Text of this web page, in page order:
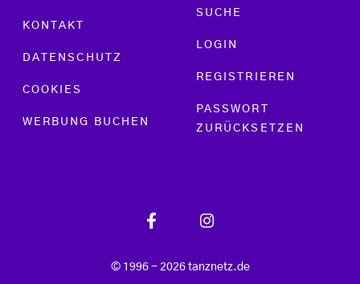
KONTAKT
DATENSCHUTZ
COOKIES
WERBUNG BUCHEN
SUCHE
LOGIN
REGISTRIEREN
PASSWORT
ZURÜCKSETZEN
© 1996 - 2026 tanznetz.de